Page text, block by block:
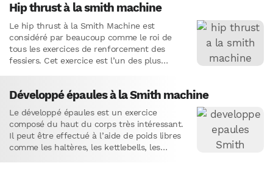
Hip thrust à la smith machine
Le hip thrust à la Smith Machine est
considéré par beaucoup comme le roi de
tous les exercices de renforcement des
fessiers. Cet exercice est l’un des plus
Développé épaules à la Smith machine
Le développé épaules est un exercice
composé du haut du corps très intéressant.
Il peut être effectué à l’aide de poids libres
comme les haltères, les kettlebells, les